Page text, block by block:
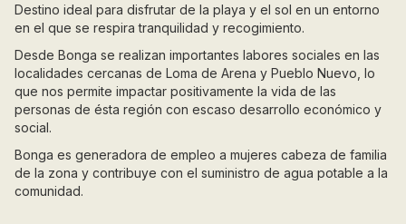
Destino ideal para disfrutar de la playa y el sol en un entorno
en el que se respira tranquilidad y recogimiento.
Desde Bonga se realizan importantes labores sociales en las
localidades cercanas de Loma de Arena y Pueblo Nuevo, lo
que nos permite impactar positivamente la vida de las
personas de ésta región con escaso desarrollo económico y
social.
Bonga es generadora de empleo a mujeres cabeza de familia
de la zona y contribuye con el suministro de agua potable a la
comunidad.